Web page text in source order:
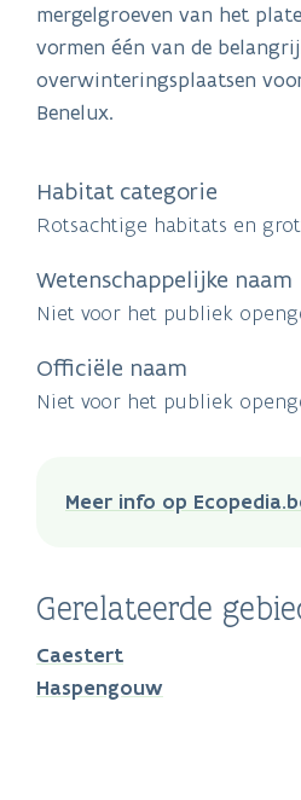
mergelgroeven van het
vormen één van de
overwinteringsplaatsen
Benelux.
Habitat categorie
Rotsachtige habitats en
Wetenschappelijke naam
Niet voor het publiek
Officiële naam
Niet voor het publiek
Meer info op
Gerelateerde
Caestert
Haspengouw